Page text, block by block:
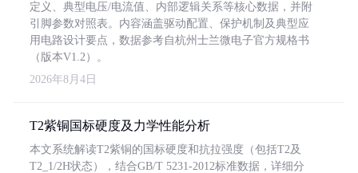
定义、典型电压/电流值、内部逻辑关系等核心数据，并附
引脚参数对照表。内容涵盖驱动配置、保护机制及典型应
用电路设计要点，数据参考自杭州士兰微电子官方规格书
（版本V1.2）。
2026年8月4日
T2紫铜国标硬度及力学性能分析
本文系统解读T2紫铜的国标硬度和抗拉强度（包括T2及
T2_1/2H状态），结合GB/T 5231-2012标准数据，详细分